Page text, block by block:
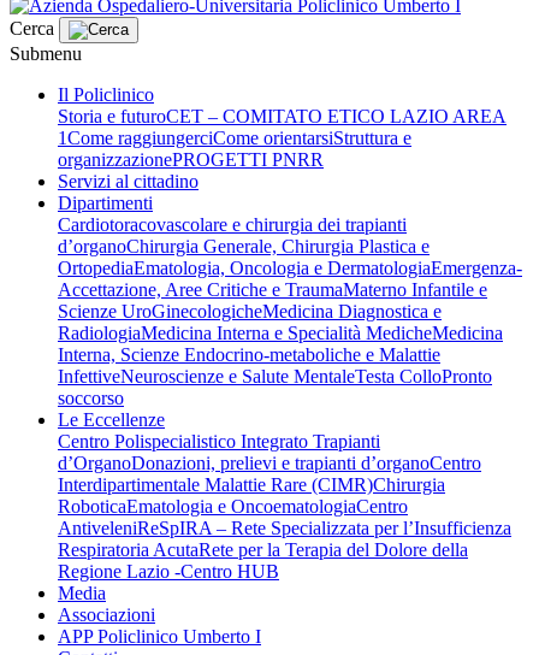
Cerca
Submenu
Il Policlinico
Storia e futuroCET – COMITATO ETICO LAZIO AREA
1Come raggiungerciCome orientarsiStruttura e
organizzazionePROGETTI PNRR
Servizi al cittadino
Dipartimenti
Cardiotoracovascolare e chirurgia dei trapianti
d’organoChirurgia Generale, Chirurgia Plastica e
OrtopediaEmatologia, Oncologia e DermatologiaEmergenza-
Accettazione, Aree Critiche e TraumaMaterno Infantile e
Scienze UroGinecologicheMedicina Diagnostica e
RadiologiaMedicina Interna e Specialità MedicheMedicina
Interna, Scienze Endocrino-metaboliche e Malattie
InfettiveNeuroscienze e Salute MentaleTesta ColloPronto
soccorso
Le Eccellenze
Centro Polispecialistico Integrato Trapianti
d’OrganoDonazioni, prelievi e trapianti d’organoCentro
Interdipartimentale Malattie Rare (CIMR)Chirurgia
RoboticaEmatologia e OncoematologiaCentro
AntiveleniReSpIRA – Rete Specializzata per l’Insufficienza
Respiratoria AcutaRete per la Terapia del Dolore della
Regione Lazio -Centro HUB
Media
Associazioni
APP Policlinico Umberto I